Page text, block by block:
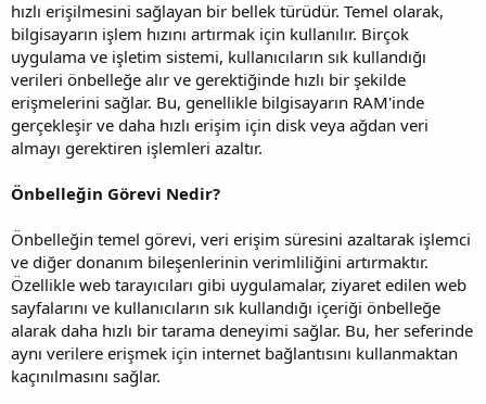
a
n
i
h
hızlı erişilmesini sağlayan bir bellek türüdür. Temel olarak,
bilgisayarın işlem hızını artırmak için kullanılır. Birçok
uygulama ve işletim sistemi, kullanıcıların sık kullandığı
verileri önbelleğe alır ve gerektiğinde hızlı bir şekilde
erişmelerini sağlar. Bu, genellikle bilgisayarın RAM'inde
gerçekleşir ve daha hızlı erişim için disk veya ağdan veri
almayı gerektiren işlemleri azaltır.
Önbelleğin Görevi Nedir?
Önbelleğin temel görevi, veri erişim süresini azaltarak işlemci
ve diğer donanım bileşenlerinin verimliliğini artırmaktır.
Özellikle web tarayıcıları gibi uygulamalar, ziyaret edilen web
sayfalarını ve kullanıcıların sık kullandığı içeriği önbelleğe
alarak daha hızlı bir tarama deneyimi sağlar. Bu, her seferinde
aynı verilere erişmek için internet bağlantısını kullanmaktan
kaçınılmasını sağlar.